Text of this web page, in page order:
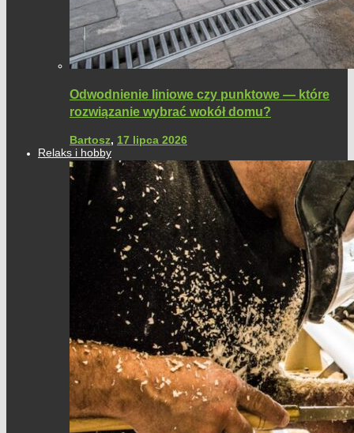
Odwodnienie liniowe czy punktowe — które
rozwiązanie wybrać wokół domu?
Bartosz, 17 lipca 2026
Relaks i hobby